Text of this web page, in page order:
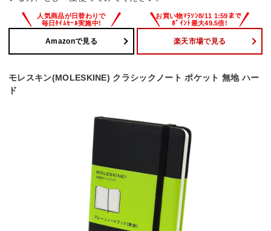
Amazonで見る 楽天市場で見る
モレスキン(MOLESKINE) クラシックノート ポケット 無地 ハー
ド